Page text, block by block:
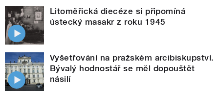
Litoměřická diecéze si připomíná
ústecký masakr z roku 1945
Vyšetřování na pražském arcibiskupství.
Bývalý hodnostář se měl dopouštět
násilí